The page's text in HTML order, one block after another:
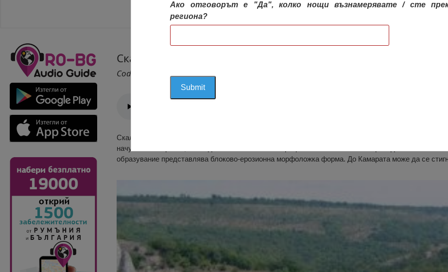
НАЧАЛО
Скално Образование „Камарата“, Червен Бряг
Cod 2248
Скално образувание Камарата се намира непосредствено до Бресте, югозападно от Червен бряг.
начупен на парчета, в следствие на тектонски процеси. Някои от тях са пропаднали. По
образувание представлява блоково-ерозионна морфоложка форма. До Камарата може да се
Ако отговорът е "Да", колко нощи възнамерявате / сте
региона?